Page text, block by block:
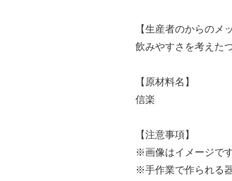
【生産者のからのメ
飲みやすさを考えた
【原材料名】
信楽
【注意事項】
※画像はイメージです
※手作業で作られる